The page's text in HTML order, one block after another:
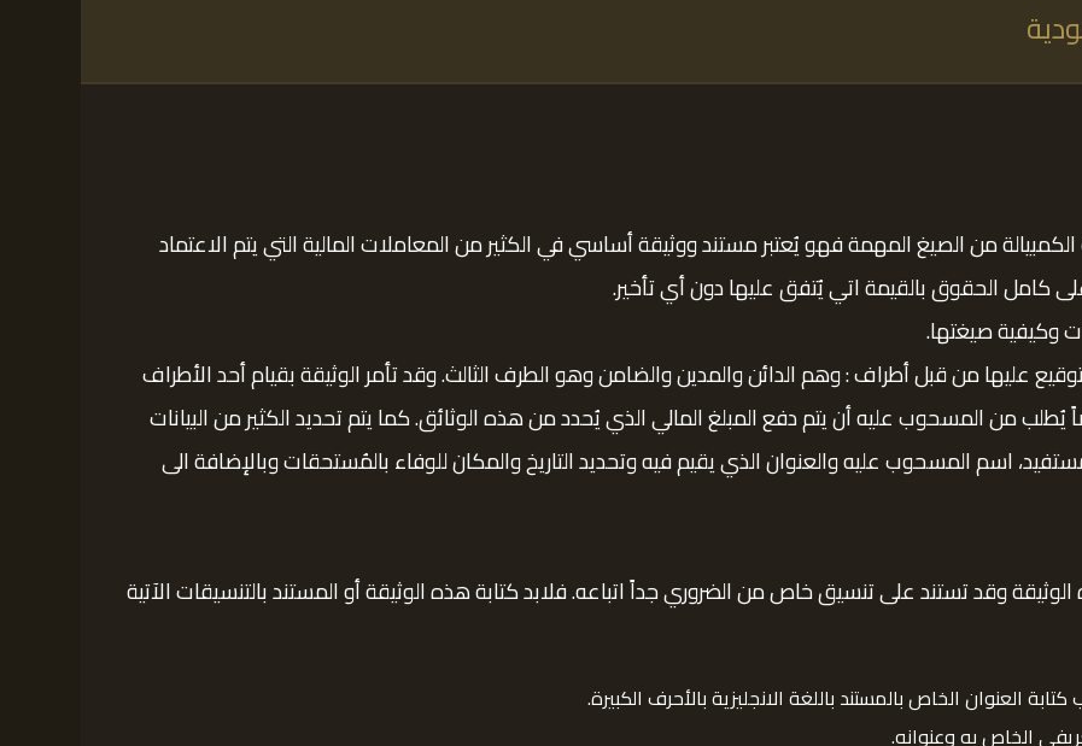
من الصيغ المهمة فهو يُعتبر مستند ووثيقة أساسي في الكثير من المعاملات المالية التي يتم الاعتماد
كامل الحقوق بالقيمة اتي يُتفق عليها دون أي تأخير.
وكيفية صيغتها.
عليها من قبل أطراف : وهم الدائن والمدين والضامن وهو الطرف الثالث. وقد تأمر الوثيقة بقيام أحد الأطراف
من المسحوب عليه أن يتم دفع المبلغ المالي الذي يُحدد من هذه الوثائق. كما يتم تحديد الكثير من البيانات
اسم المسحوب عليه والعنوان الذي يقيم فيه وتحديد التاريخ والمكان للوفاء بالمُستحقات وبالإضافة الى
وقد تستند على تنسيق خاص من الضروري جداً اتباعه. فلابد كتابة هذه الوثيقة أو المستند بالتنسيقات الآتية
العنوان الخاص بالمستند باللغة الانجليزية بالأحرف الكبيرة.
الخاص به وعنوانه.